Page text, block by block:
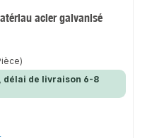
acier galvanisé
délai de livraison 6-8